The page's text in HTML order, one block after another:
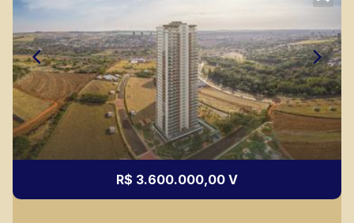
R$ 3.600.000,00 V